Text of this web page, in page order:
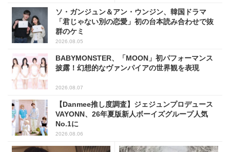
ソ・ガンジュン＆アン・ウンジン、韓国ドラマ
「君じゃない別の恋愛」初の台本読み合わせで抜
群のケミ
2026.08.05
BABYMONSTER、「MOON」初パフォーマンス
披露！幻想的なヴァンパイアの世界観を表現
2026.08.07
【Danmee推し度調査】ジェジュンプロデュース
VAYONN、26年夏版新人ボーイズグループ人気
No.1に
2026.08.06